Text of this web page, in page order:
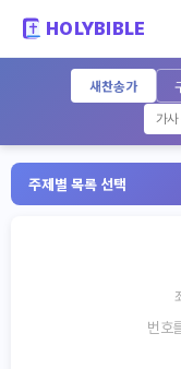
HOLYBIBLE
찬송가 검색 -
새찬송가
주제별 목록 선택
번호